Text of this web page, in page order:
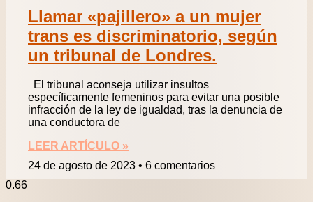
Llamar «pajillero» a un mujer
trans es discriminatorio, según
un tribunal de Londres.
El tribunal aconseja utilizar insultos
específicamente femeninos para evitar una posible
infracción de la ley de igualdad, tras la denuncia de
una conductora de
LEER ARTÍCULO »
24 de agosto de 2023
6 comentarios